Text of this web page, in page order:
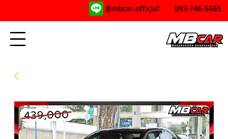
@mbcar.official 093-746-5665